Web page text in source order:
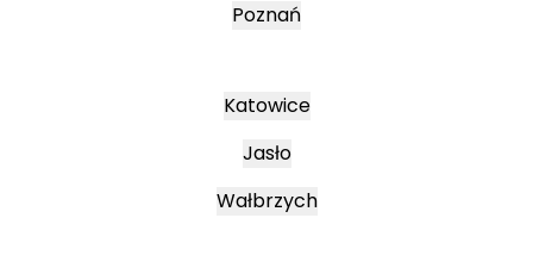
Poznań
Katowice
Jasło
Wałbrzych